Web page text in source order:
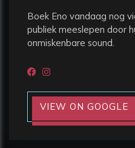
Boek Eno vandaag nog
publiek meeslepen door
onmiskenbare sound.
VIEW ON GOOGLE